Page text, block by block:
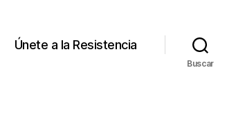
Únete a la Resistencia
Buscar